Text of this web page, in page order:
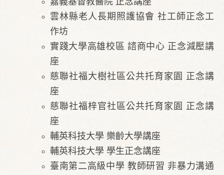
雲林縣老人長期照護協會 社工師正念工
作坊
實踐大學高雄校區 諮商中心 正念減壓講
座
慈聯社福大樹社區公共托育家園​ 正念講
座
慈聯社福梓官社區公共托育家園​ 正念講
座
輔英科技大學 樂齡大學講座​
輔英科技大學 學生正念講座
臺南第二高級中學 教師研習 非暴力溝通